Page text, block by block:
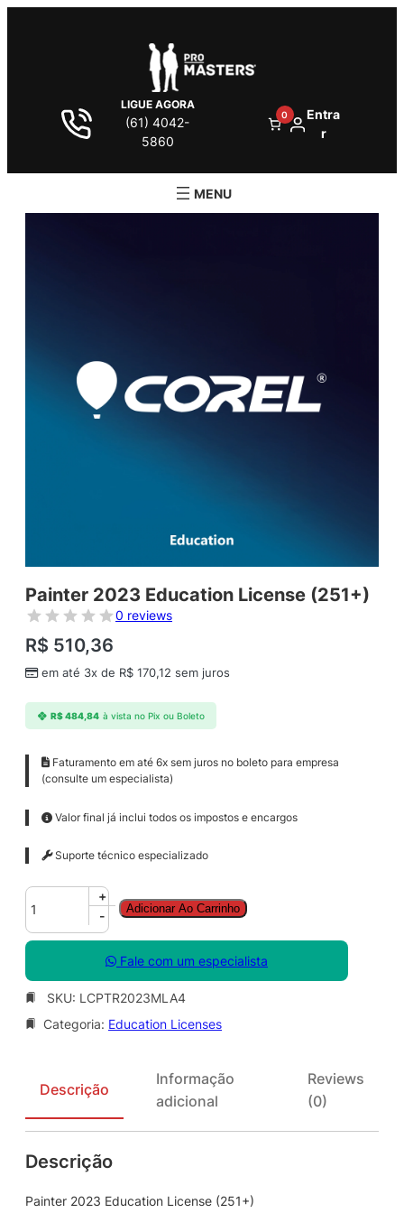
LIGUE AGORA
(61) 4042-
5860
0
Entra
r
Painter 2023 Education License (251+)
0 reviews
R$ 510,36
em até 3x de R$ 170,12 sem juros
R$484,84 à vista no Pix ou Boleto
Faturamento em até 6x sem juros no boleto para empresa
(consulte um especialista)
Valor final já inclui todos os impostos e encargos
Suporte técnico especializado
P
i
n
e
2
d
c
t
+
-
Adicionar Ao Carrinho
Fale com um especialista
SKU: LCPTR2023MLA4
Categoria: Education Licenses
Descrição
Informação
adicional
Reviews
(0)
Descrição
Painter 2023 Education License (251+)